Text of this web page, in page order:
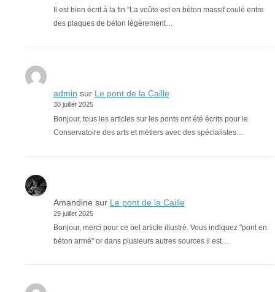
Il est bien écrit à la fin "La voûte est en béton massif coulé entre
des plaques de béton légèrement…
admin sur Le pont de la Caille
30 juillet 2025
Bonjour, tous les articles sur les ponts ont été écrits pour le
Conservatoire des arts et métiers avec des spécialistes…
Amandine sur Le pont de la Caille
29 juillet 2025
Bonjour, merci pour ce bel article illustré. Vous indiquez "pont en
béton armé" or dans plusieurs autres sources il est…